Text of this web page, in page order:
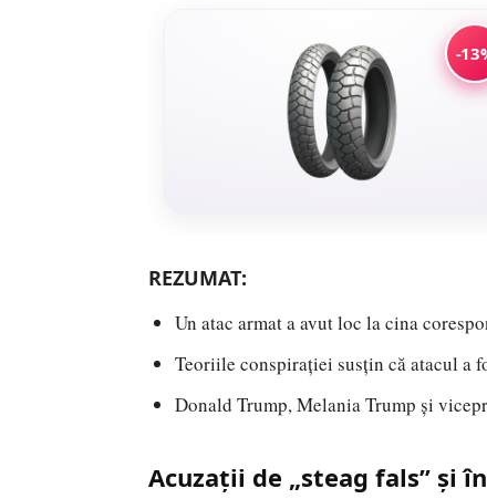
-
REZUMAT:
Un atac armat a avut loc la cina
Teoriile conspirației susțin că atacul a
Donald Trump, Melania Trump și
Acuzații de „steag fals” și